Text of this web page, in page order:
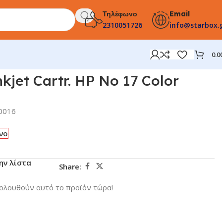
Τηλέφωνο
2310051726
Email
Cartr. HP No 17 Color
λίστα Share:
αυτό το προϊόν τώρα!